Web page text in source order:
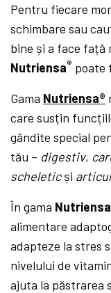
Pentru fiecare
schimbare sau
bine și a face față
Nutriensa® poate
Gama Nutriensa®
care susțin
gândite special
tău – digestiv,
scheleticși
În gama
alimentare
adapteze la stres
nivelului de
ajuta la păstrarea